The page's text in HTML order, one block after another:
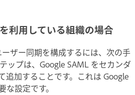
利用している組織の場合
ザー同期を構成するには、次の手
ップは、Google SAML をセカンダ
追加することです。これは Google
設定です。